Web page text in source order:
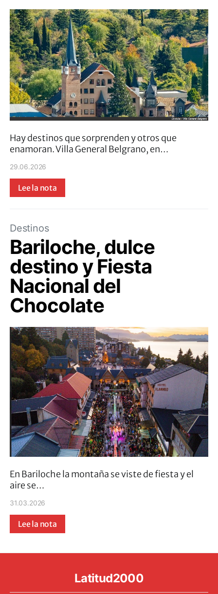
Hay destinos que sorprenden y otros que
enamoran. Villa General Belgrano, en…
29.06.2026
Lee la nota
Destinos
Bariloche, dulce
destino y Fiesta
Nacional del
Chocolate
En Bariloche la montaña se viste de fiesta y el
aire se…
31.03.2026
Lee la nota
Latitud2000